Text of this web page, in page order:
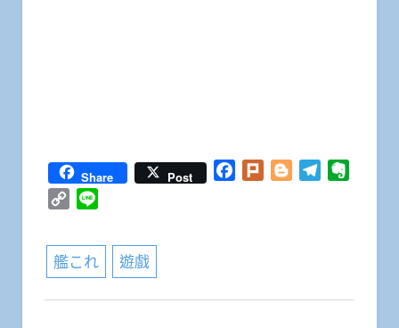
Share Post Facebook
Plurk BloggerTelegram
Copy
艦これ 遊戲